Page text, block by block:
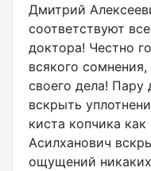
Дмитрий
соответствуют
доктора! Честно
всякого
своего дела! Пару
вскрыть
киста копчика как
Асилханович
ощущений